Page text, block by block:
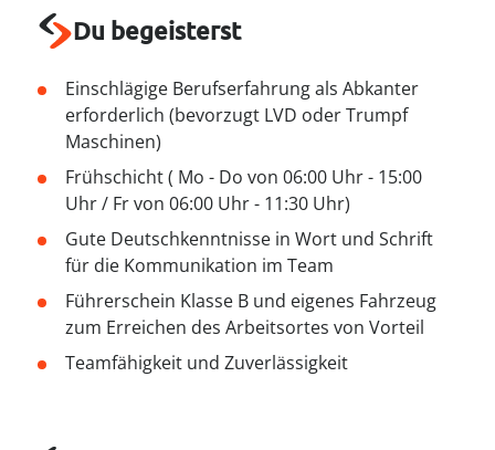
----
Du begeisterst
Einschlägige Berufserfahrung als Abkanter
erforderlich (bevorzugt LVD oder Trumpf
Maschinen)
Frühschicht ( Mo - Do von 06:00 Uhr - 15:00
Uhr / Fr von 06:00 Uhr - 11:30 Uhr)
Gute Deutschkenntnisse in Wort und Schrift
für die Kommunikation im Team
Führerschein Klasse B und eigenes Fahrzeug
zum Erreichen des Arbeitsortes von Vorteil
Teamfähigkeit und Zuverlässigkeit